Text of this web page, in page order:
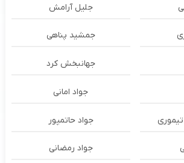
جلیل آرامش
جمشید پناهی
جهانبخش کرد
جواد امانی
جواد حاتمپور
جواد رمضانی